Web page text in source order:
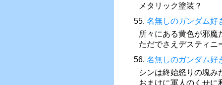
メタリック塗装？
55. 名無しのガンダム好
所々にある黄色が邪魔
ただでさえデスティニ
56. 名無しのガンダム好
シンは終始怒りの塊み
おまけに軍人のくせに